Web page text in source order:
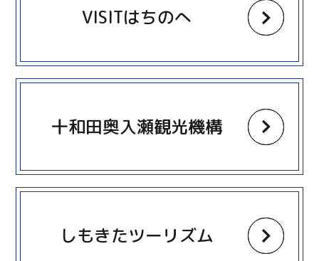
VISITはちのへ
十和田奥入瀬観光機構
more
しもきたツーリズム
more